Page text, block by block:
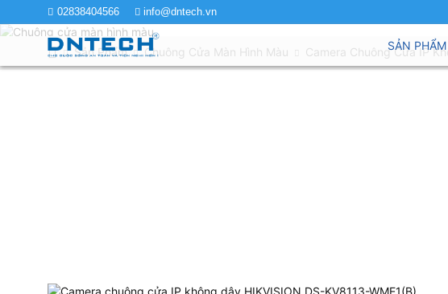
02838404566 info@dntech.vn
SẢN PHẨM
Sản Phẩm Chuông Cửa Màn Hình Màu Camera Chuông Cửa IP